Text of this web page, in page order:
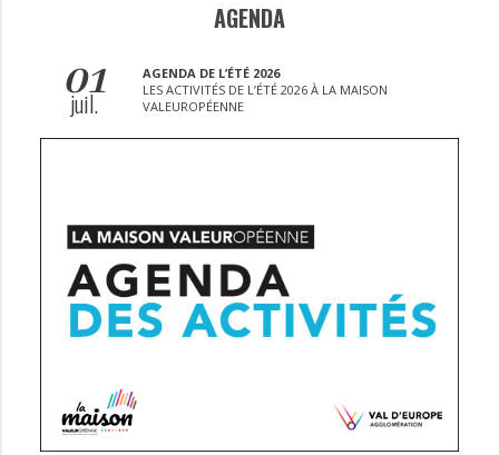
AGENDA
01
juil.
AGENDA DE L’ÉTÉ 2026
LES ACTIVITÉS DE L’ÉTÉ 2026 À LA MAISON
VALEUROPÉENNE